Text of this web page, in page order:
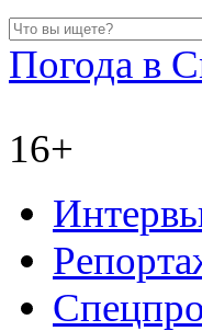
Погода в
16+